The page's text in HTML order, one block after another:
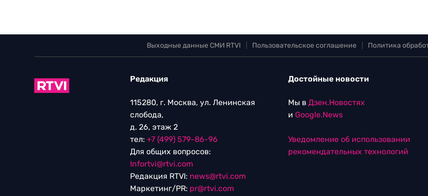
Выходные данные СМИ RTVI Пользовательское соглашение Политика
Редакция
115280, г. Москва, ул. Ленинская
слобода,
д. 26, этаж 2
тел: +7 (499) 579-86-96
Для общих вопросов:
Infortvi@rtvi.com
Редакция RTVI: news@rtvi.com
Маркетинг/PR: pr@rtvi.com
Достойные новости
Мы в Дзен.Новостях
и Google.News
Уведомление об использовании
рекомендательных технологий